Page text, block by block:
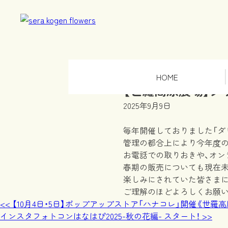
HOME
【世羅高原農場】
2025年9月9日
毎年開催しておりました「ダ
管理の都合上により今年度
お電話での取りおきや、オ
春期の販売についても現在未
楽しみにされていた皆さま
ご理解のほどよろしくお願
投
稿
<< 【10月4日・5日】ポップアップストア「ハナコレ」開催《世羅
インスタフォトコンはなはぴ2025-秋の花編- スタート！ >>